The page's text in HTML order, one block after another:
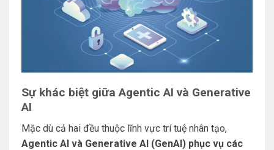
Sự khác biệt giữa Agentic AI và Generative
AI
Mặc dù cả hai đều thuộc lĩnh vực trí tuệ nhân tạo,
Agentic AI và Generative AI (GenAI) phục vụ các